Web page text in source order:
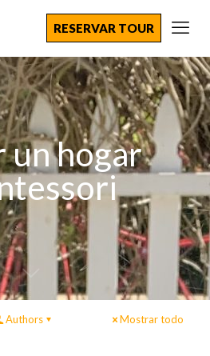
RESERVAR TOUR
un hogar
Authors Mostrar todo